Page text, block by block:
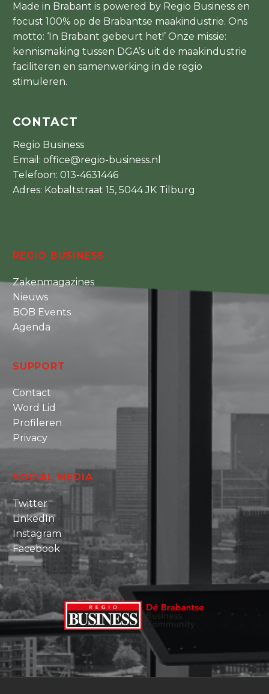
Made in Brabant is powered by Regio Business en
focust 100% op de Brabantse maakindustrie. Ons
motto: ‘In Brabant gebeurt het!’ Onze missie:
kennismaking tussen DGA’s uit de maakindustrie
faciliteren en samenwerking in de regio
stimuleren.
CONTACT
Regio Business
Email: office@regio-business.nl
Telefoon: 013-4631446
Adres: Kobaltstraat 15, 5044 JK Tilburg
REGIO BUSINESS
Zakenmagazines
Nieuws
BOB Events
Agenda
SUPPORT
Contact
Word Lid
Profileren
Privacy
SOCIAL MEDIA
Twitter
LinkedIn
Instagram
Facebook